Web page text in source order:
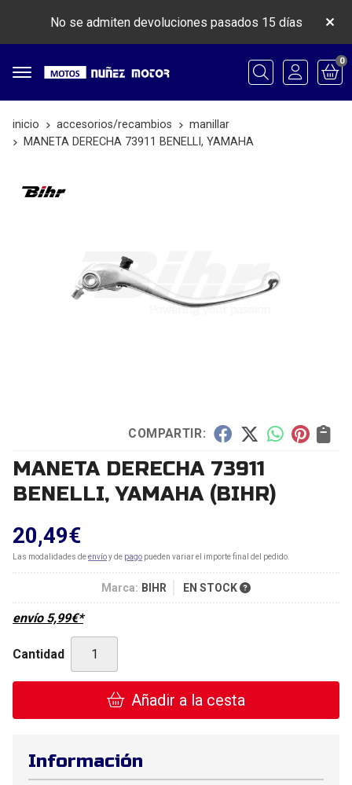
No se admiten devoluciones pasados 15 días
Buscar
0
inicio accesorios/recambios
manillar
MANETA DERECHA 73911 BENELLI, YAMAHA
COMPARTIR:
MANETA DERECHA 73911
BENELLI, YAMAHA (BIHR)
20,49€
Las modalidades deenvíoy de pago pueden variar el importe final del pedido.
Marca: BIHR EN STOCK
envío 5,99€*
Cantidad
Añadir a la cesta
Información